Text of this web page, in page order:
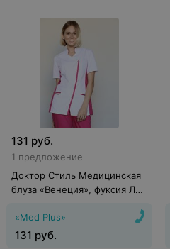
131 руб.
1 предложение
Доктор Стиль Медицинская
блуза «Венеция», фуксия ЛУ
«Med Plus»
131 руб.